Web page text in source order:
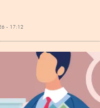
- 17:12